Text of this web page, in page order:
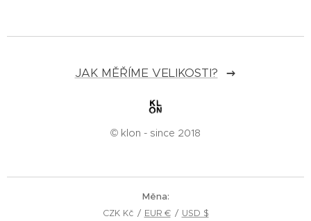
JAK MĚŘÍME VELIKOSTI?
© klon - since 2018
Měna
CZK Kč
EUR € USD $